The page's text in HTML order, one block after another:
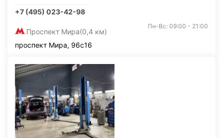
+7 (495) 023-42-98
Проспект Мира(0,4 км)
Пн-Вс: 09:00 - 21:00
проспект Мира, 96с16